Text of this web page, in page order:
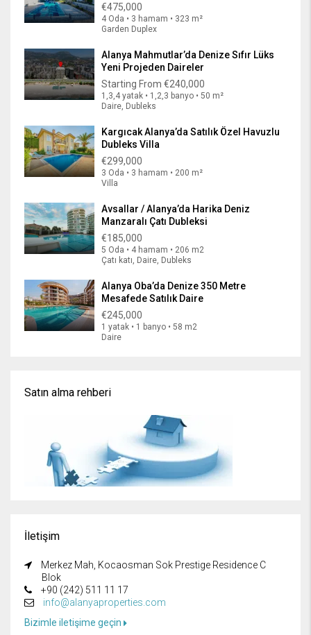
€475,000
4 Oda • 3 hamam • 323 m²
Garden Duplex
Alanya Mahmutlar’da Denize Sıfır Lüks
Yeni Projeden Daireler
Starting From €240,000
1,3,4 yatak • 1,2,3 banyo • 50 m²
Daire, Dubleks
Kargıcak Alanya’da Satılık Özel Havuzlu
Dubleks Villa
€299,000
3 Oda • 3 hamam • 200 m²
Villa
Avsallar / Alanya’da Harika Deniz
Manzaralı Çatı Dubleksi
€185,000
5 Oda • 4 hamam • 206 m2
Çatı katı, Daire, Dubleks
Alanya Oba’da Denize 350 Metre
Mesafede Satılık Daire
€245,000
1 yatak • 1 banyo • 58 m2
Daire
Satın alma rehberi
İletişim
Merkez Mah, Kocaosman Sok Prestige Residence C
Blok
+90 (242) 511 11 17
info@alanyaproperties.com
Bizimle iletişime geçin